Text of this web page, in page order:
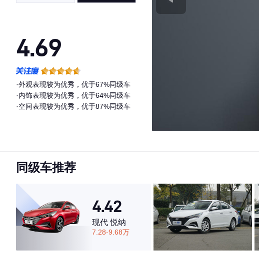
4.69
·外观表现较为优秀，优于67%同级车
·内饰表现较为优秀，优于64%同级车
·空间表现较为优秀，优于87%同级车
同级车推荐
4.42
现代 悦纳
7.28-9.68万